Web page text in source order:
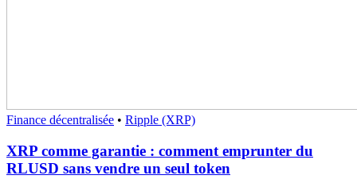
Finance décentralisée • Ripple (XRP)
XRP comme garantie : comment emprunter du
RLUSD sans vendre un seul token